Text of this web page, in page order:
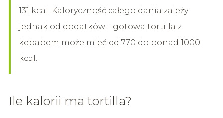
131 kcal. Kaloryczność całego dania zależy
jednak od dodatków – gotowa tortilla z
kebabem może mieć od 770 do ponad 1000
kcal.
Ile kalorii ma tortilla?